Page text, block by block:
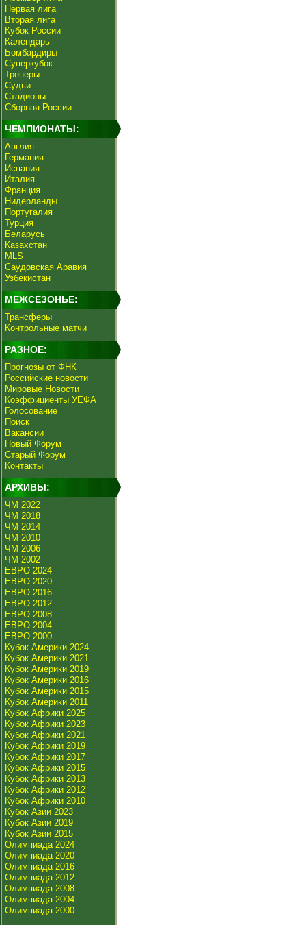
Первая лига
Вторая лига
Кубок России
Календарь
Бомбардиры
Суперкубок
Тренеры
Судьи
Стадионы
Сборная России
ЧЕМПИОНАТЫ:
Англия
Германия
Испания
Италия
Франция
Нидерланды
Португалия
Турция
Беларусь
Казахстан
MLS
Саудовская Аравия
Узбекистан
МЕЖСЕЗОНЬЕ:
Трансферы
Контрольные матчи
РАЗНОЕ:
Прогнозы от ФНК
Российские новости
Мировые Новости
Коэффициенты УЕФА
Голосование
Поиск
Вакансии
Новый Форум
Старый Форум
Контакты
АРХИВЫ:
ЧМ 2022
ЧМ 2018
ЧМ 2014
ЧМ 2010
ЧМ 2006
ЧМ 2002
ЕВРО 2024
ЕВРО 2020
ЕВРО 2016
ЕВРО 2012
ЕВРО 2008
ЕВРО 2004
ЕВРО 2000
Кубок Америки 2024
Кубок Америки 2021
Кубок Америки 2019
Кубок Америки 2016
Кубок Америки 2015
Кубок Америки 2011
Кубок Африки 2025
Кубок Африки 2023
Кубок Африки 2021
Кубок Африки 2019
Кубок Африки 2017
Кубок Африки 2015
Кубок Африки 2013
Кубок Африки 2012
Кубок Африки 2010
Кубок Азии 2023
Кубок Азии 2019
Кубок Азии 2015
Олимпиада 2024
Олимпиада 2020
Олимпиада 2016
Олимпиада 2012
Олимпиада 2008
Олимпиада 2004
Олимпиада 2000